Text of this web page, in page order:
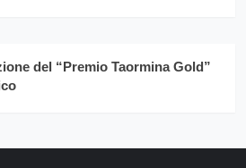
del “Premio Taormina Gold”